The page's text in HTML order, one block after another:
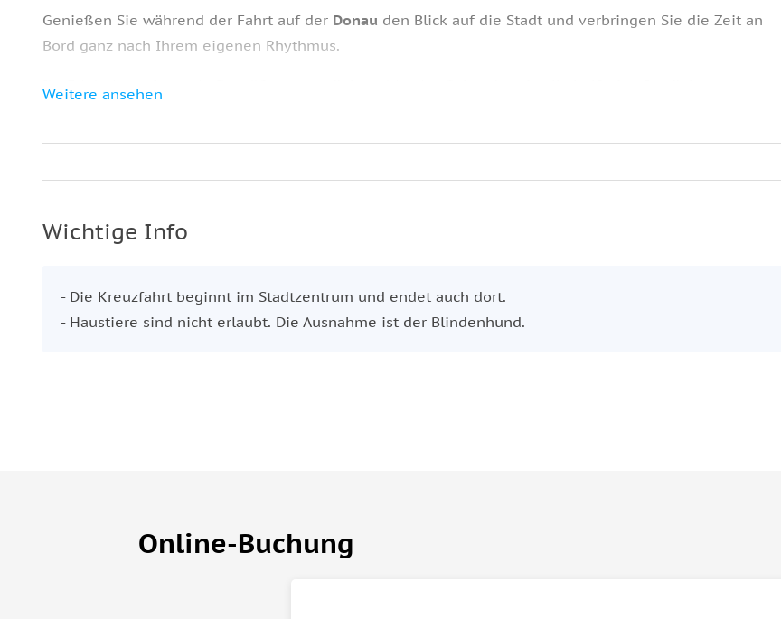
Genießen Sie während der Fahrt auf der Donau den Blick auf die Stadt und verbringen Sie die Zeit an
Bord ganz nach Ihrem eigenen Rhythmus.
Ihr Erlebnis umfasst ein
Weitere ansehen
Wichtige Info
- Die Kreuzfahrt beginnt im Stadtzentrum und endet auch dort.
- Haustiere sind nicht erlaubt. Die Ausnahme ist der Blindenhund.
Online-Buchung